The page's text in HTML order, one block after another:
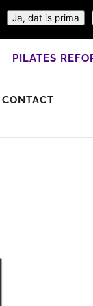
PILATES
CONTACT
Ja, dat is prima